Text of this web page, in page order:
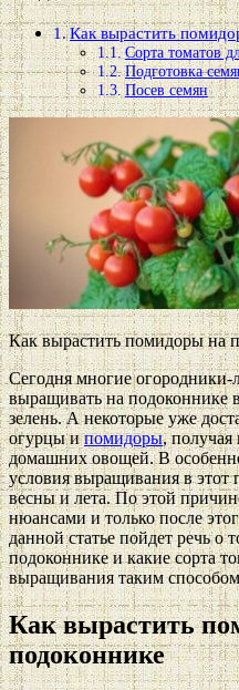
Как вырастить
Сорта томатов
Подготовка
Посев семян
Как вырастить помидоры на
Сегодня многие
выращивать на подоконнике
зелень. А некоторые уже
огурцы ипомидоры,
домашних овощей. В
условия выращивания в этот
весны и лета. По этой
нюансами и только после
данной статье пойдет речь о
подоконнике и какие сорта
выращивания таким
Как вырастить
подоконнике